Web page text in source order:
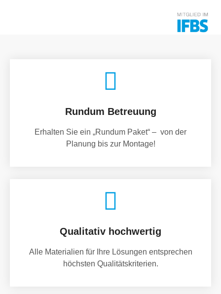
Rundum Betreuung
Erhalten Sie ein „Rundum Paket“ – von der
Planung bis zur Montage!
Qualitativ hochwertig
Alle Materialien für Ihre Lösungen entsprechen
höchsten Qualitätskriterien.